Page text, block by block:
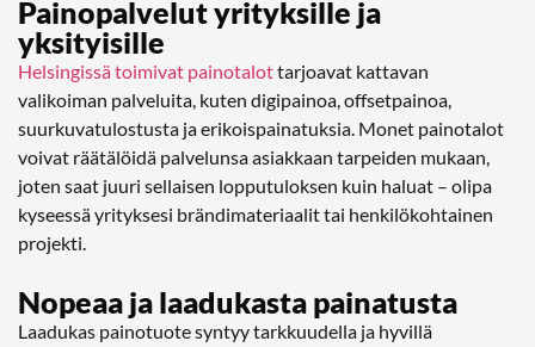
Painopalvelut yrityksille ja
yksityisille
Helsingissä toimivat painotalottarjoavat kattavan
valikoiman palveluita, kuten digipainoa, offsetpainoa,
suurkuvatulostusta ja erikoispainatuksia. Monet painotalot
voivat räätälöidä palvelunsa asiakkaan tarpeiden mukaan,
joten saat juuri sellaisen lopputuloksen kuin haluat – olipa
kyseessä yrityksesi brändimateriaalit tai henkilökohtainen
projekti.
Nopeaa ja laadukasta painatusta
Laadukas painotuote syntyy tarkkuudella ja hyvillä